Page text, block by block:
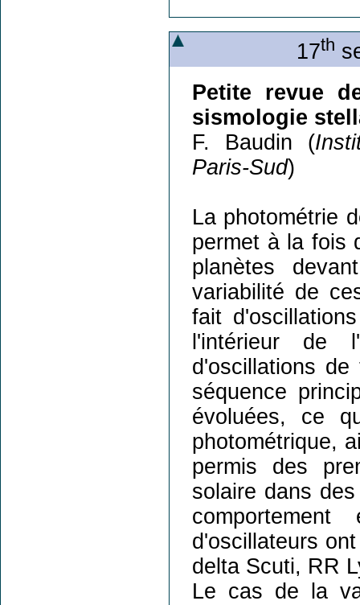
17th
Petite revue
sismologie
F. Baudin (
Paris-Sud)
La photométrie
permet à la fois
planètes
variabilité de
fait
l'intérieur de
d'oscillations
séquence
évoluées, ce
photométrique,
permis des
solaire dans
d'oscillateurs
delta Scuti, RR
Le cas de la